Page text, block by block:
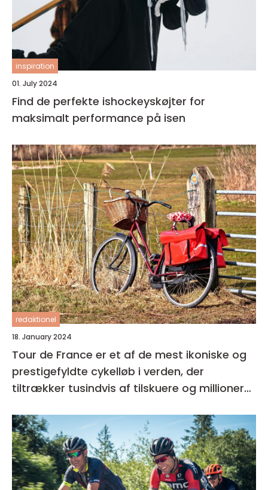
inspiration
01. July 2024
Find de perfekte ishockeyskøjter for
maksimalt performance på isen
redaktionel
18. January 2024
Tour de France er et af de mest ikoniske og
prestigefyldte cykelløb i verden, der
tiltrækker tusindvis af tilskuere og millioner